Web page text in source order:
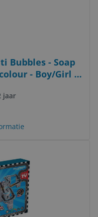
Bubbles - Soap
- Boy/Girl -
jaar